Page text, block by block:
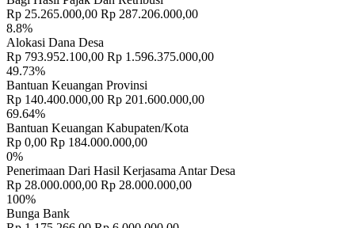
Musyawarah Desa (MUSDES) Tentang Perencanaan Pembangunan
Desa Dalam Rangka Penyusunan RKPDes Tahun 2026
2025
Desa Membangun Indonesia
Agen Perlinsos Desa Sulahan Turun Langsung Mendaftarkan
Warga Masyarakat Desa Sulahan
Sensus Ekonomi 2026 10 Juni 2026
Rp 25.265.000,00 Rp 287.206.000,00
8.8%
Alokasi Dana Desa
Rp 793.952.100,00 Rp 1.596.375.000,00
49.73%
Bantuan Keuangan Provinsi
Rp 140.400.000,00 Rp 201.600.000,00
69.64%
Bantuan Keuangan Kabupaten/Kota
Rp 0,00 Rp 184.000.000,00
0%
Penerimaan Dari Hasil Kerjasama Antar Desa
Rp 28.000.000,00 Rp 28.000.000,00
100%
Bunga Bank